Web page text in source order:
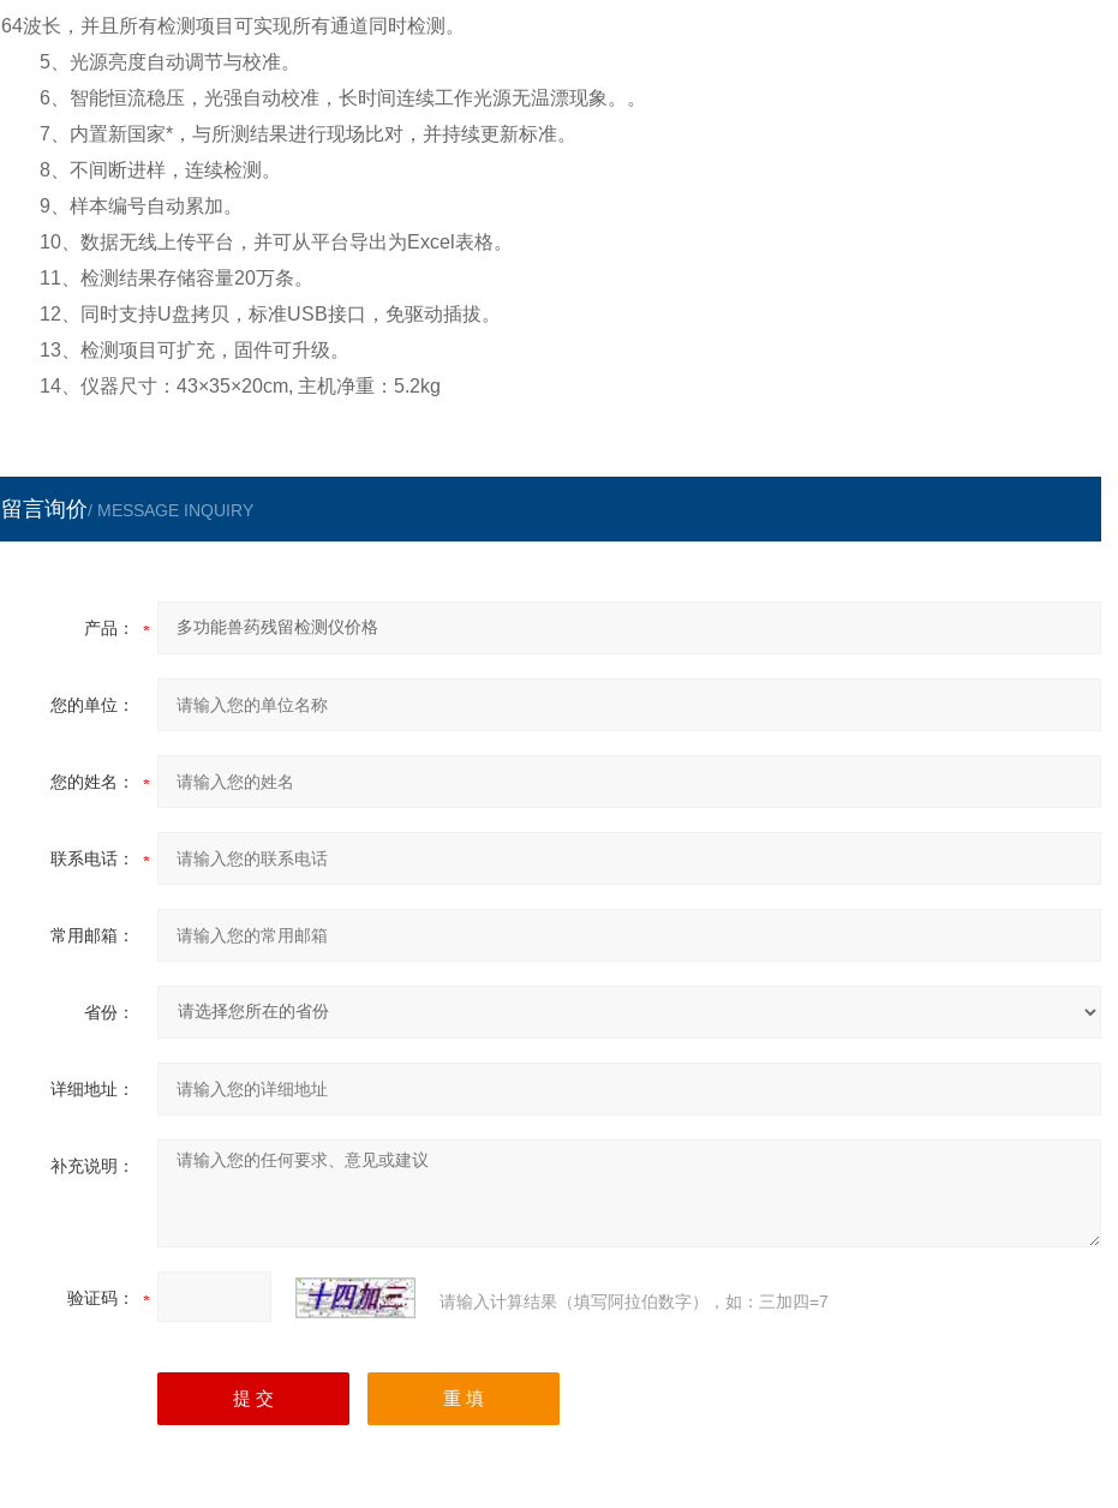
64波长，并且所有检测项目可实现所有通道同时检测。
5、光源亮度自动调节与校准。
6、智能恒流稳压，光强自动校准，长时间连续工作光源无温漂现象。。
7、内置新国家*，与所测结果进行现场比对，并持续更新标准。
8、不间断进样，连续检测。
9、样本编号自动累加。
10、数据无线上传平台，并可从平台导出为Excel表格。
11、检测结果存储容量20万条。
12、同时支持U盘拷贝，标准USB接口，免驱动插拔。
13、检测项目可扩充，固件可升级。
14、仪器尺寸：43×35×20cm, 主机净重：5.2kg
留言询价/ MESSAGE INQUIRY
产品：
您的单位：
您的姓名：
联系电话：
常用邮箱：
省份：
详细地址：
补充说明：
验证码： 请输入计算结果（填写阿拉伯数字），如：三加四=7